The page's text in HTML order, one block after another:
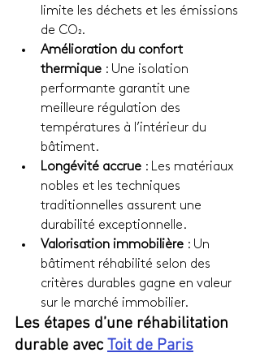
limite les déchets et les émissions
de CO₂.
Amélioration du confort
thermique : Une isolation
performante garantit une
meilleure régulation des
températures à l’intérieur du
bâtiment.
Longévité accrue : Les matériaux
nobles et les techniques
traditionnelles assurent une
durabilité exceptionnelle.
Valorisation immobilière : Un
bâtiment réhabilité selon des
critères durables gagne en valeur
sur le marché immobilier.
Les étapes d’une réhabilitation
durable avec Toit de Paris